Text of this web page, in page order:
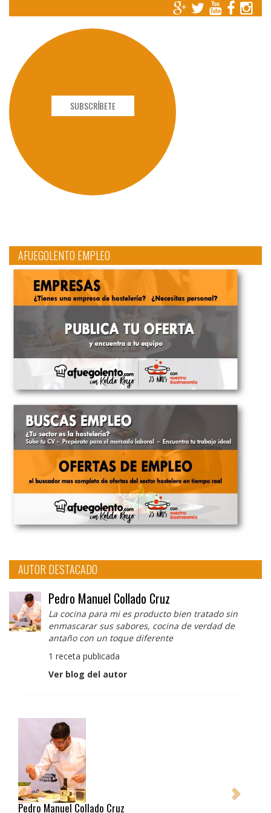
SUBSCRÍBETE
AFUEGOLENTO EMPLEO
AUTOR DESTACADO
Pedro Manuel Collado Cruz
La cocina para mi es producto bien tratado sin
enmascarar sus sabores, cocina de verdad de
antaño con un toque diferente
1 receta publicada
Ver blog del autor
Pedro Manuel Collado Cruz